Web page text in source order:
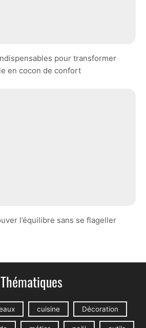
pour transformer
en cocon de confort
l’équilibre sans se flageller
Thématiques
cuisine Décoration